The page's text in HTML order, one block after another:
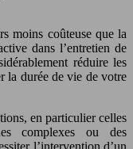
moins coûteuse que la
dans l’entretien de
réduire les
la durée de vie de votre
en particulier celles
complexes ou des
l’intervention d’un